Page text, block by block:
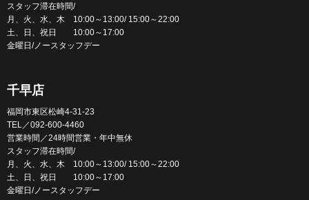
スタッフ滞在時間/
月、火、水、木 10:00～13:00/ 15:00～22:00
土、日、祝日 10:00～17:00
金曜日/ノースタッフデー
千早店
福岡市東区松崎4-31-23
TEL／092-600-4460
営業時間／24時間営業・年中無休
スタッフ滞在時間/
月、火、水、木 10:00～13:00/ 15:00～22:00
土、日、祝日 10:00～17:00
金曜日/ノースタッフデー